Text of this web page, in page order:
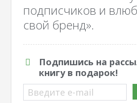
подписчиков и
свой бренд».
Подпишись на
книгу в подарок!
Введите e-mail